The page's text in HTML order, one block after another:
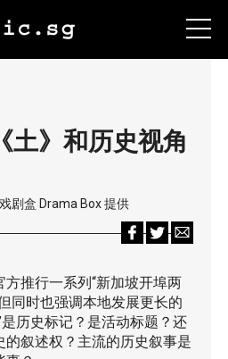
土》和历史视角
剧盒 Drama Box 提供
推行一系列“新加坡开埠两
同时也强调本地发展更长的
历史标记？是活动标题？还
的叙述权？主流的历史叙事是